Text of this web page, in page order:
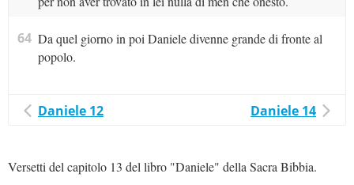
64 Da quel giorno in poi Daniele divenne grande di fronte al
popolo.
Daniele 12 Daniele 14
Versetti del capitolo 13 del libro "Daniele" della Sacra Bibbia.